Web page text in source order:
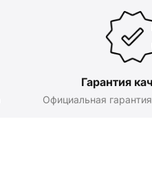
Гарантия
Официальная